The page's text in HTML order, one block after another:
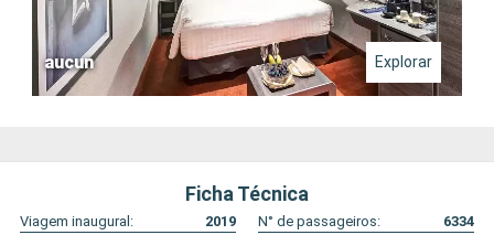
aucun Explorar
Ficha Técnica
Viagem inaugural: 2019 N° de passageiros:
6334